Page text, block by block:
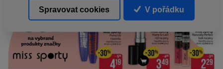
Spravovat cookies V pořádku